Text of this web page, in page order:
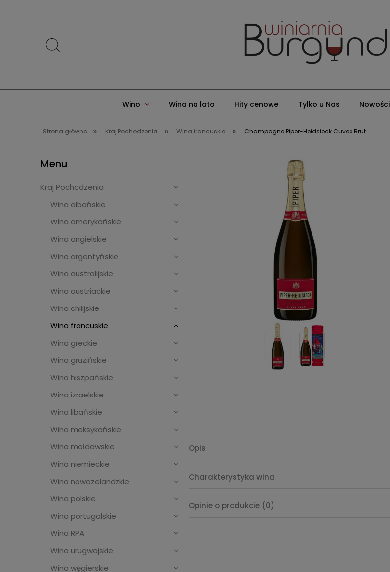
Wino Wina na lato Hity cenowe Tylko u Nas Nowości
Strona główna » Kraj Pochodzenia » Wina francuskie » Champagne Piper-Heidsieck Cuvee Brut
Menu
Kraj Pochodzenia
Wina albańskie
Wina amerykańskie
Wina angielskie
Wina argentyńskie
Wina australijskie
Wina austriackie
Wina chilijskie
Wina francuskie
Wina greckie
Wina gruzińskie
Wina hiszpańskie
Wina izraelskie
Wina libańskie
Wina meksykańskie
Wina mołdawskie
Wina niemieckie
Wina nowozelandzkie
Wina polskie
Wina portugalskie
Wina RPA
Wina urugwajskie
Wina węgierskie
Opis
Charakterystyka wina
Opinie o produkcie (0)